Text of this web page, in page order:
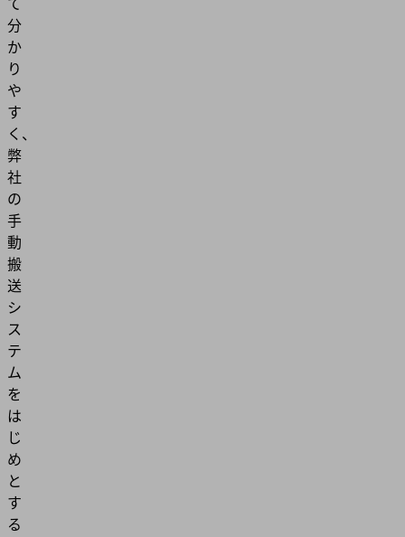
分
か
り
や
す
く、
弊
社
の
手
動
搬
送
シ
ス
テ
ム
を
は
じ
め
と
す
る